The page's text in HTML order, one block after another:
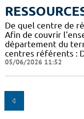
De quel centre de
Afin de couvrir
département du
centres référents :
05/06/2026 11:52